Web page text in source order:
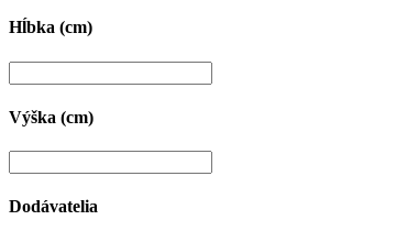
Hĺbka (cm)
Výška (cm)
Dodávatelia